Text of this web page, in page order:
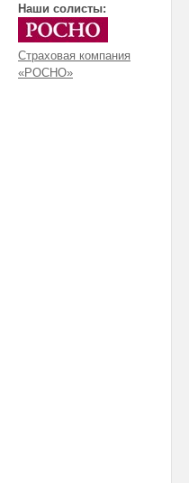
Наши солисты:
Страховая компания
«РОСНО»